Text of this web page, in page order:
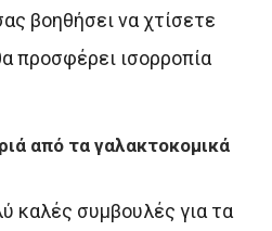
βοηθήσει να χτίσετε
προσφέρει ισορροπία
από τα γαλακτοκομικά
καλές συμβουλές για τα